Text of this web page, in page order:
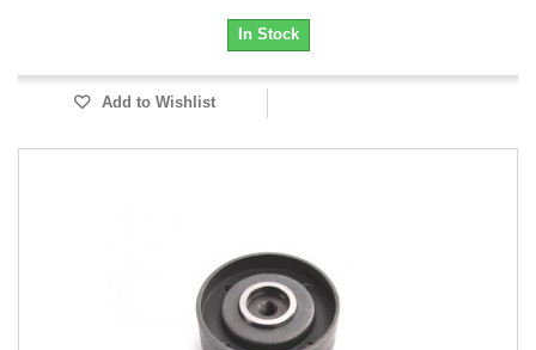
In Stock
Add to Wishlist